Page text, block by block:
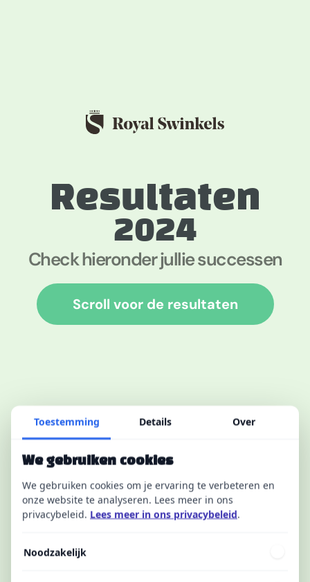
Resultaten
2024
Check hieronder jullie successen
Scroll voor de resultaten
Toestemming Details Over
We gebruiken cookies
We gebruiken cookies om je ervaring te verbeteren en
onze website te analyseren. Lees meer in ons
privacybeleid. Lees meer in ons privacybeleid.
Noodzakelijk